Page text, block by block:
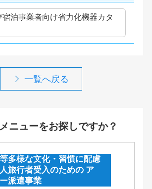
泊事業者向け省力化機器カタ
一覧へ戻る
ニューをお探しですか？
多様な文化・習慣に配慮
旅行者受入のための ア
派遣事業